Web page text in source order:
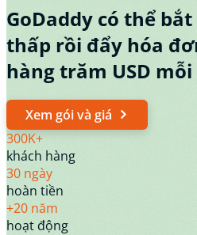
GoDaddy có thể
thấp rồi đẩy hóa
hàng trăm USD
Xem gói và giá
300K+
khách hàng
30 ngày
hoàn tiền
+20 năm
hoạt động